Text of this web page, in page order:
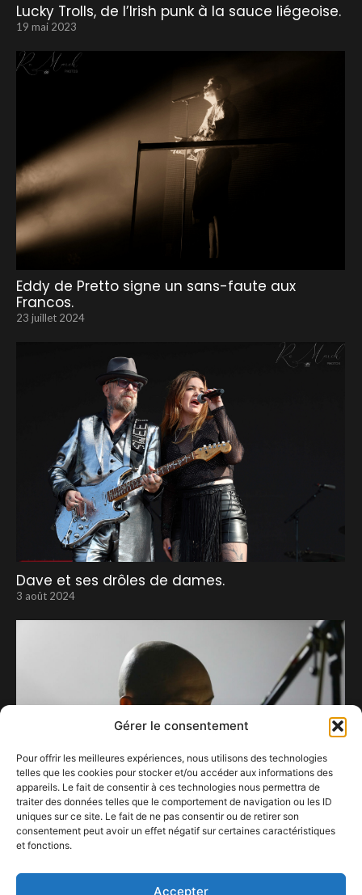
Gérer le consentement
Pour offrir les meilleures expériences, nous utilisons des technologies
telles que les cookies pour stocker et/ou accéder aux informations des
appareils. Le fait de consentir à ces technologies nous permettra de
traiter des données telles que le comportement de navigation ou les ID
uniques sur ce site. Le fait de ne pas consentir ou de retirer son
consentement peut avoir un effet négatif sur certaines caractéristiques
et fonctions.
Accepter
Lucky Trolls, de l’Irish punk à la sauce liégeoise.
19 mai 2023
Eddy de Pretto signe un sans-faute aux
Francos.
23 juillet 2024
Dave et ses drôles de dames.
3 août 2024
29 avril 2023